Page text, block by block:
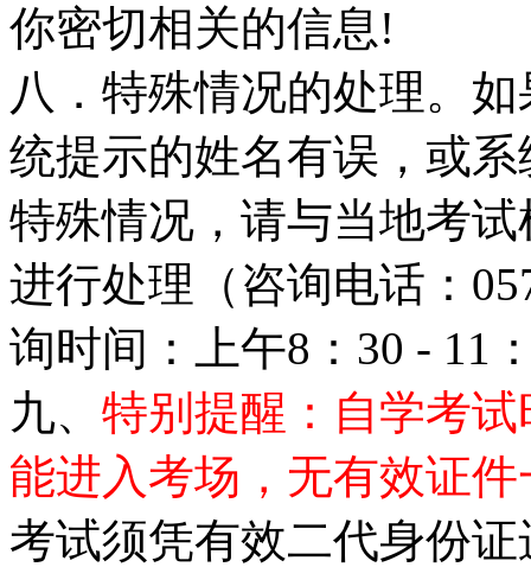
你密切相关的信息!
八．特殊情况的处理。
统提示的姓名有误，或
特殊情况，请与当地考
进行处理（咨询电话：
询时间：上午8：30 - 11
九、 特别提醒：自学考
能进入考场，无有效证
考试须凭有效二代身份